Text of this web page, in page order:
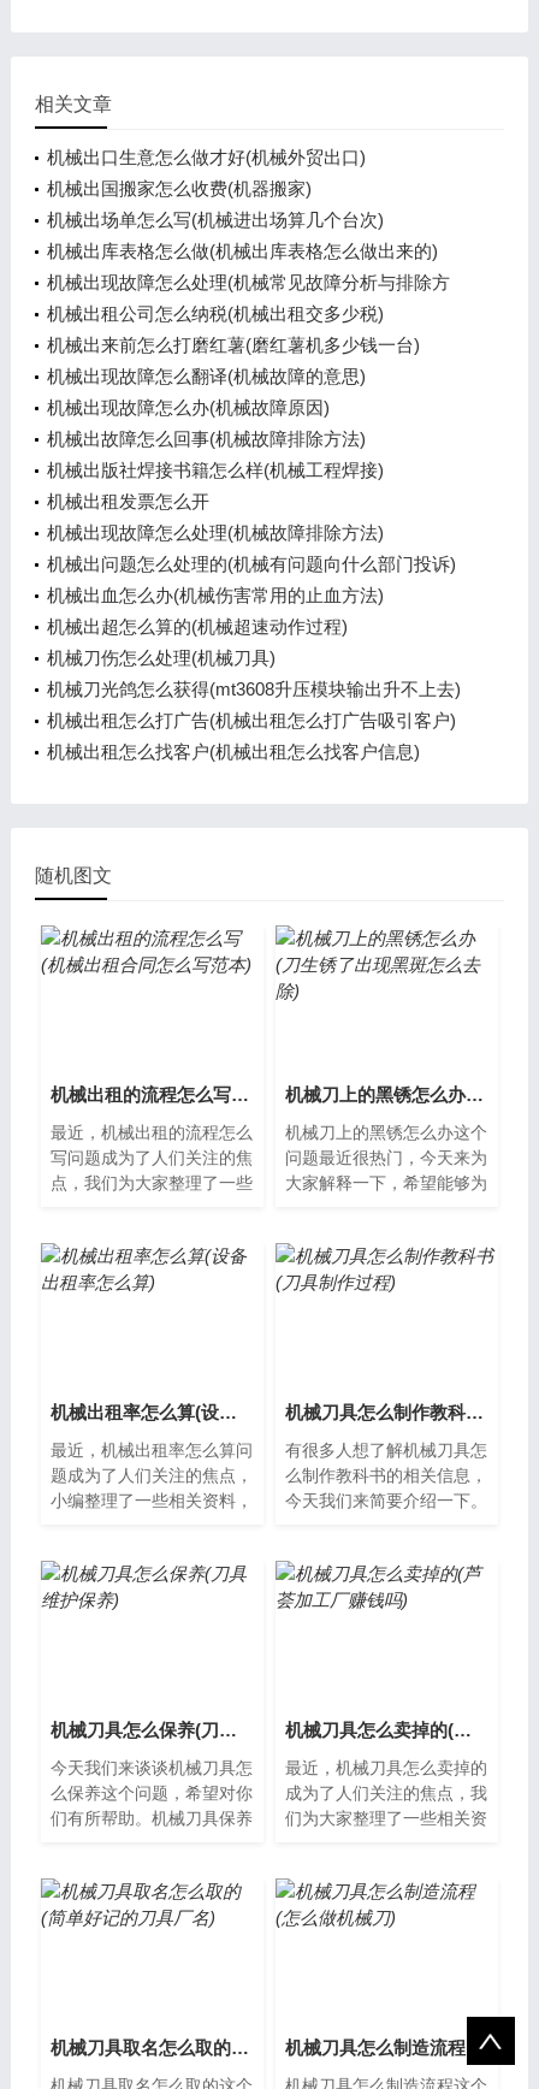
相关文章
机械出口生意怎么做才好(机械外贸出口)
机械出国搬家怎么收费(机器搬家)
机械出场单怎么写(机械进出场算几个台次)
机械出库表格怎么做(机械出库表格怎么做出来的)
机械出现故障怎么处理(机械常见故障分析与排除方
法)
机械出租公司怎么纳税(机械出租交多少税)
机械出来前怎么打磨红薯(磨红薯机多少钱一台)
机械出现故障怎么翻译(机械故障的意思)
机械出现故障怎么办(机械故障原因)
机械出故障怎么回事(机械故障排除方法)
机械出版社焊接书籍怎么样(机械工程焊接)
机械出租发票怎么开
机械出现故障怎么处理(机械故障排除方法)
机械出问题怎么处理的(机械有问题向什么部门投诉)
机械出血怎么办(机械伤害常用的止血方法)
机械出超怎么算的(机械超速动作过程)
机械刀伤怎么处理(机械刀具)
机械刀光鸽怎么获得(mt3608升压模块输出升不上去)
机械出租怎么打广告(机械出租怎么打广告吸引客户)
机械出租怎么找客户(机械出租怎么找客户信息)
随机图文
机械出租的流程怎么写(机械出租合同怎么写范本)
最近，机械出租的流程怎么
写问题成为了人们关注的焦
点，我们为大家整理了一些
吧。机械出...
机械刀上的黑锈怎么办(刀生锈了出现黑斑怎么去除)
机械刀上的黑锈怎么办这个
问题最近很热门，今天来为
大家解释一下，希望能够为
刀是我们日...
机械出租率怎么算(设备出租率怎么算)
最近，机械出租率怎么算问
题成为了人们关注的焦点，
小编整理了一些相关资料，
是机械出租...
机械刀具怎么制作教科书(刀具制作过程)
有很多人想了解机械刀具怎
么制作教科书的相关信息，
今天我们来简要介绍一下。
一，它广泛...
机械刀具怎么保养(刀具维护保养)
今天我们来谈谈机械刀具怎
么保养这个问题，希望对你
们有所帮助。机械刀具保养
延长刀具的...
机械刀具怎么卖掉的(芦荟加工厂赚钱吗)
最近，机械刀具怎么卖掉的
成为了人们关注的焦点，我
们为大家整理了一些相关资
何销售机械...
机械刀具取名怎么取的(简单好记的刀具厂名) 机械刀具怎么制造流程(怎么做机械刀)